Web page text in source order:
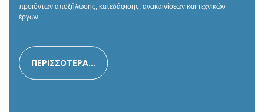
προιόντων αποξήλωσης, κατεδάφισης, ανακαινίσεων και τεχνικών
έργων.
ΠΕΡΙΣΣΟΤΕΡΑ...